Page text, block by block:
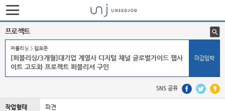
프로젝트
퍼블리싱 > 웹표준
[퍼블리싱/3개월]대기업 계열사 디지털 채널 글로벌가이드 웹사
이트 고도화 프로젝트 퍼블리셔 구인
마감임박
SNS 공유
작업형태 파견